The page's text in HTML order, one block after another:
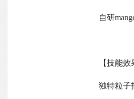
自研
【技能效
独特粒子